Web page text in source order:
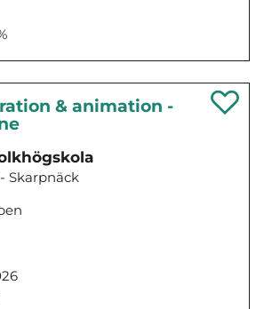
& animation -
Skarpnäck